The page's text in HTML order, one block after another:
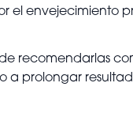
el envejecimiento
recomendarlas
a prolongar